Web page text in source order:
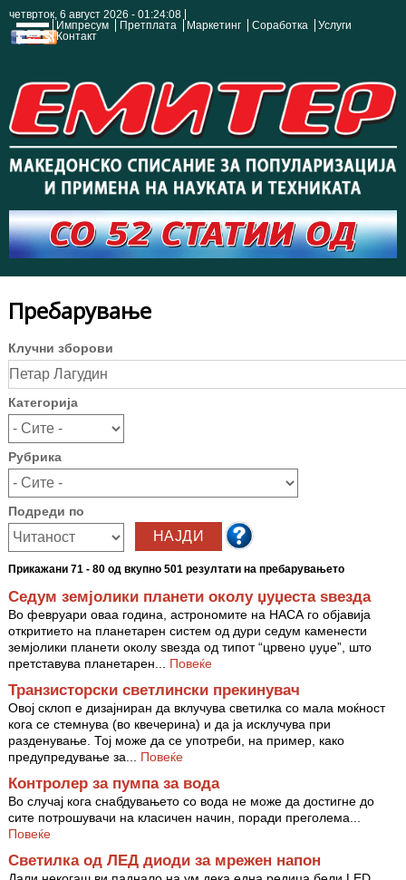
четврток, 6 август 2026 - 01:24:08
Импресум
Претплата Маркетинг Соработка
Услуги
Контакт
Пребарување
Клучни зборови
Категорија
Рубрика
Подреди по
Прикажани 71 - 80 од вкупно 501 резултати на пребарувањето
Седум земјолики планети околу џуџеста ѕвезда
Во февруари оваа година, астрономите на НАСА го објавија
откритието на планетарен систем од дури седум каменести
земјолики планети околу ѕвезда од типот “црвено џуџе”, што
претставува планетарен... Повеќе
Транзисторски светлински прекинувач
Овој склоп е дизајниран да вклучува светилка со мала моќност
кога се стемнува (во квечерина) и да ја исклучува при
разденување. Тој може да се употреби, на пример, како
предупредување за... Повеќе
Контролер за пумпа за вода
Во случај кога снабдувањето со вода не може да достигне до
сите потрошувачи на класичен начин, поради преголема...
Повеќе
Светилка од ЛЕД диоди за мрежен напон